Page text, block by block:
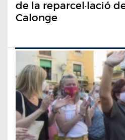
de la reparcel·lació
Calonge